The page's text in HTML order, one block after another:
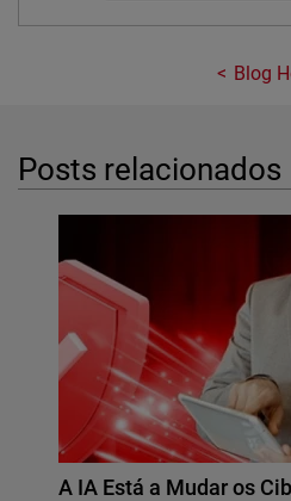
Blog
Posts relacionados
A IA Está a Mudar os